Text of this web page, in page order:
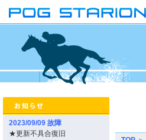
2023/09/09 故障
★更新不具合復旧